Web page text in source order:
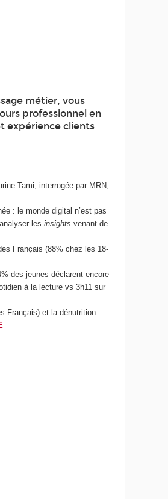
métier, vous
professionnel en
expérience clients
Tami, interrogée par MRN,
: le monde digital n’est pas
les insights venant de
Français (88% chez les 18-
des jeunes déclarent encore
à la lecture vs 3h11 sur
Français) et la dénutrition